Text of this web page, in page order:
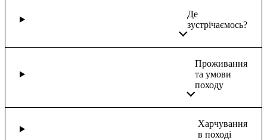
Де
зустрічаємось?
Проживання
та умови
походу
Харчування
в поході